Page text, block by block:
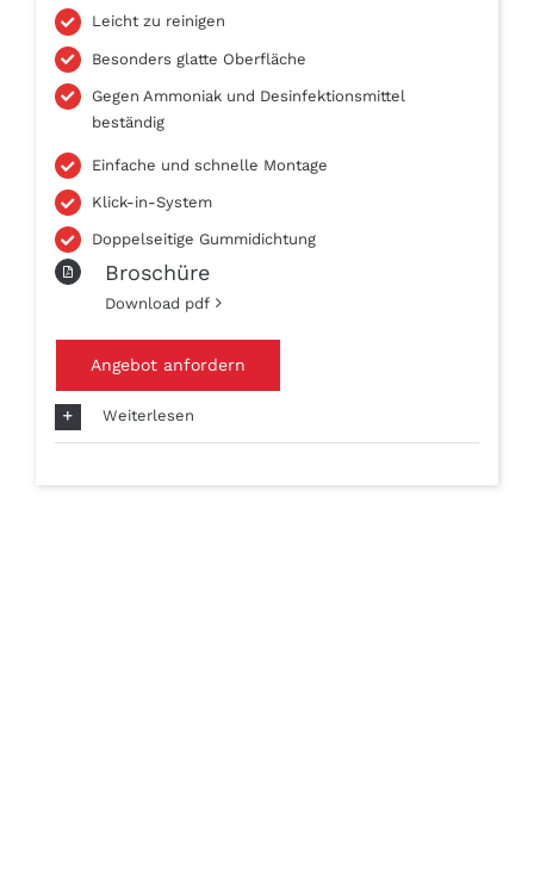
Leicht zu reinigen
Besonders glatte Oberfläche
Gegen Ammoniak und Desinfektionsmittel
beständig
Einfache und schnelle Montage
Klick-in-System
Doppelseitige Gummidichtung
Broschüre
Download pdf
Angebot anfordern
Weiterlesen